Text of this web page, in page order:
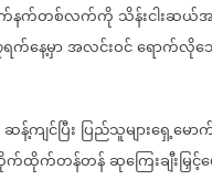
နက်တစ်လက်ကို သိန်းငါးဆ
က်နေ့မှာအလင်းဝင်ရောက်လိုသ
ဆန့်ကျင်ပြီး ပြည်သူများရှေ့မော
ထိုက်တန်‌တန်ဆုကြေးချီးမြှ